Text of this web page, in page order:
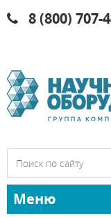
8 (800) 707-
Меню